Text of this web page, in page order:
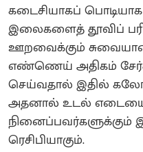
கடைசியாகப்
இலைகளைத் தூவிப்
ஊறவைக்கும் சுவையான
எண்ணெய் அதிகம்
செய்வதால் இதில்
அதனால் உடல்
நினைப்பவர்களுக்கும்
ரெசிபியாகும்.